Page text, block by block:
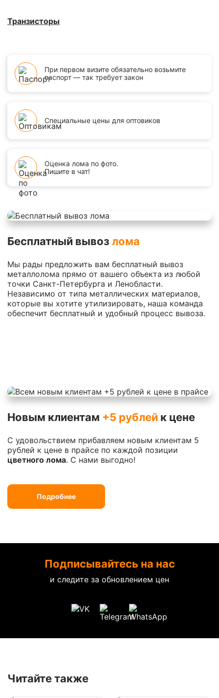
Транзисторы
При первом визите обязательно возьмите
паспорт — так требует закон
Специальные цены для оптовиков
Оценка лома по фото.
Пишите в чат!
Бесплатный вывоз лома
Мы рады предложить вам бесплатный вывоз
металлолома прямо от вашего объекта из любой
точки Санкт-Петербурга и Ленобласти.
Независимо от типа металлических материалов,
которые вы хотите утилизировать, наша команда
обеспечит бесплатный и удобный процесс вывоза.
Новым клиентам +5 рублей к цене
С удовольствием прибавляем новым клиентам 5
рублей к цене в прайсе по каждой позиции
цветного лома. С нами выгодно!
Подробнее
Подписывайтесь на нас
и следите за обновлением цен
Читайте также